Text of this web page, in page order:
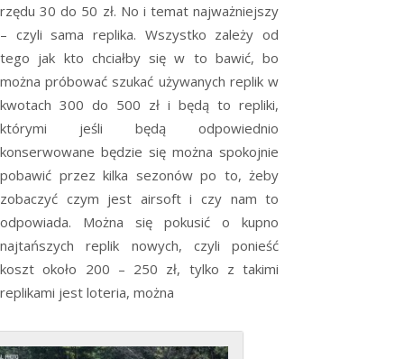
rzędu 30 do 50 zł. No i temat najważniejszy
– czyli sama replika. Wszystko zależy od
tego jak kto chciałby się w to bawić, bo
można próbować szukać używanych replik w
kwotach 300 do 500 zł i będą to repliki,
którymi jeśli będą odpowiednio
konserwowane będzie się można spokojnie
pobawić przez kilka sezonów po to, żeby
zobaczyć czym jest airsoft i czy nam to
odpowiada. Można się pokusić o kupno
najtańszych replik nowych, czyli ponieść
koszt około 200 – 250 zł, tylko z takimi
replikami jest loteria, można